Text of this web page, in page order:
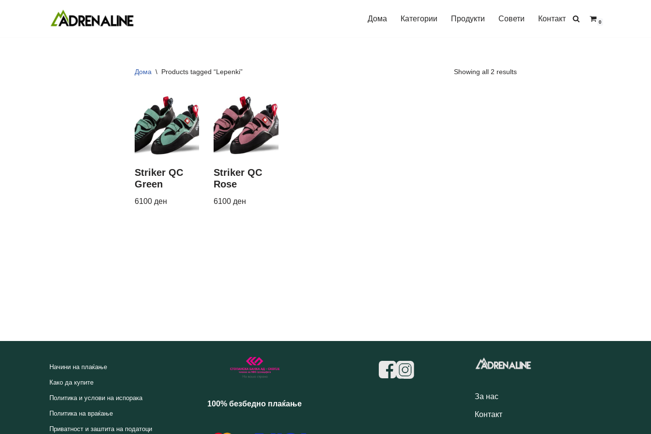
Дома Категории Продукти Совети Контакт 0
Дома \ Products tagged “Lepenki” Showing all 2 results
Striker QC
Green
6100 ден
Striker QC
Rose
6100 ден
Начини на плаќање
Како да купите
Политика и услови на испорака
Политика на враќање
Приватност и заштита на податоци
100% безбедно плаќање
За нас
Контакт